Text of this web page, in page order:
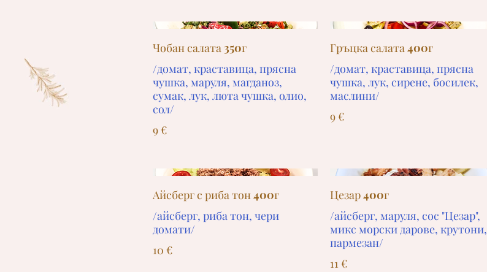
Чобан салата 350г
/домат, краставица, прясна
чушка, маруля, магданоз,
сумак, лук, люта чушка, олио,
сол/
9 €
Гръцка салата 400г
/домат, краставица, прясна
чушка, лук, сирене, босилек,
маслини/
9 €
Айсберг с риба тон 400г
/айсберг, риба тон, чери
домати/
10 €
Цезар 400г
/айсберг, маруля, сос "Цезар",
микс морски дарове, крутони,
пармезан/
11 €